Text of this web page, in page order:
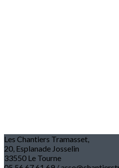
Les Chantiers Tramasset,
20, Esplanade Josselin
33550 Le Tourne